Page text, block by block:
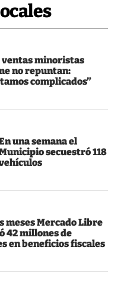
ventas minoristas
no repuntan:
complicados”
una semana el
secuestró 118
meses Mercado Libre
42 millones de
en beneficios fiscales